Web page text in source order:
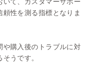
頼性を測る指標となりま
や購入後のトラブルに対
うです。